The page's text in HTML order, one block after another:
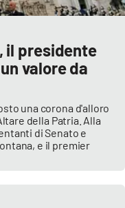
il presidente
valore da
una corona d'alloro
della Patria. Alla
di Senato e
e il premier